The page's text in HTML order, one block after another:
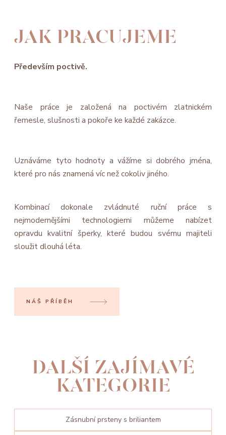
JAK PRACUJEME
Především poctivě.
Naše práce je založená na poctivém zlatnickém
řemesle, slušnosti a pokoře ke každé zakázce.
Uznáváme tyto hodnoty a vážíme si dobrého jména,
které pro nás znamená víc než cokoliv jiného.
Kombinací dokonale zvládnuté ruční práce s
nejmodernějšími technologiemi můžeme nabízet
opravdu kvalitní šperky, které budou svému majiteli
sloužit dlouhá léta.
NÁŠ PŘÍBĚH
DALŠÍ ZAJÍMAVÉ
KATEGORIE
Zásnubní prsteny s briliantem